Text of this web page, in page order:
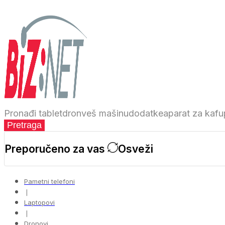
Pronađi tabletdronveš mašinudodatkeaparat za kafu
Pretraga
Preporučeno za vas Osveži
Pametni telefoni
❘
Laptopovi
❘